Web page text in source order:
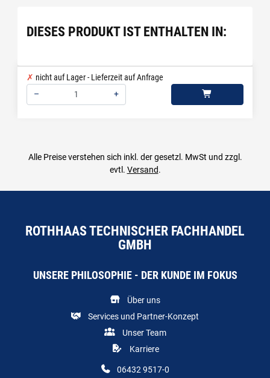
DIESES PRODUKT IST ENTHALTEN IN:
nicht auf Lager - Lieferzeit auf Anfrage
–
+
Alle Preise verstehen sich inkl. der gesetzl. MwSt und zzgl.
evtl. Versand.
ROTHHAAS TECHNISCHER FACHHANDEL
GMBH
UNSERE PHILOSOPHIE - DER KUNDE IM FOKUS
Über uns
Services und Partner-Konzept
Unser Team
Karriere
06432 9517-0